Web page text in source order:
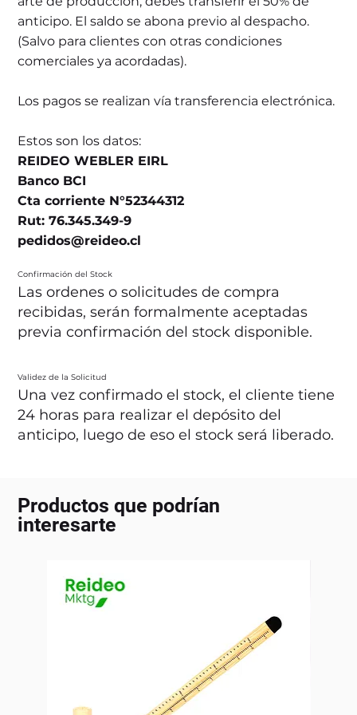
anticipo. El saldo se abona previo al despacho.
(Salvo para clientes con otras condiciones
comerciales ya acordadas).
Los pagos se realizan vía transferencia electrónica.
Estos son los datos:
REIDEO WEBLER EIRL
Banco BCI
Cta corriente N°52344312
Rut: 76.345.349-9
pedidos@reideo.cl
Confirmación del Stock
Las ordenes o solicitudes de compra
recibidas, serán formalmente aceptadas
previa confirmación del stock disponible.
Validez de la Solicitud
Una vez confirmado el stock, el cliente tiene
24 horas para realizar el depósito del
anticipo, luego de eso el stock será liberado.
Productos que podrían
interesarte